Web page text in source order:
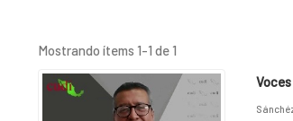
Mostrando ítems 1-1 de 1